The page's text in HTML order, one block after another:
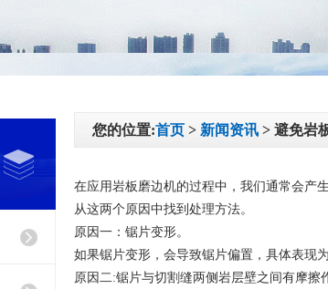
玻璃卧式直
边机（安
全）
新款卧式岩
技术中
您的位置:首页 > 新闻资讯 > 避免岩
在应用岩板磨边机的过程中，我们通常会产
从这两个原因中找到处理方法。
原因一：锯片变形。
如果锯片变形，会导致锯片偏置，具体表现
原因二:锯片与切割缝两侧岩层壁之间有摩